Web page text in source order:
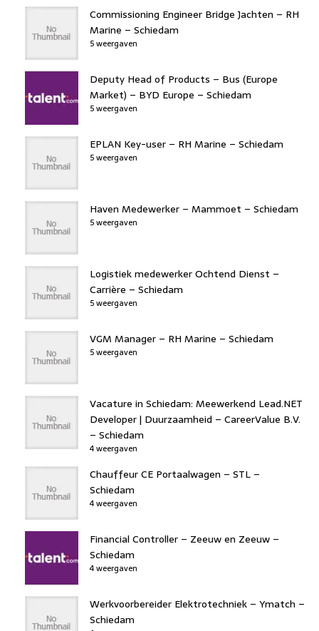
Commissioning Engineer Bridge Jachten – RH
Marine – Schiedam
5 weergaven
Deputy Head of Products – Bus (Europe
Market) – BYD Europe – Schiedam
5 weergaven
EPLAN Key-user – RH Marine – Schiedam
5 weergaven
Haven Medewerker – Mammoet – Schiedam
5 weergaven
Logistiek medewerker Ochtend Dienst –
Carrière – Schiedam
5 weergaven
VGM Manager – RH Marine – Schiedam
5 weergaven
Vacature in Schiedam: Meewerkend Lead.NET
Developer | Duurzaamheid – CareerValue B.V.
– Schiedam
4 weergaven
Chauffeur CE Portaalwagen – STL –
Schiedam
4 weergaven
Financial Controller – Zeeuw en Zeeuw –
Schiedam
4 weergaven
Werkvoorbereider Elektrotechniek – Ymatch –
Schiedam